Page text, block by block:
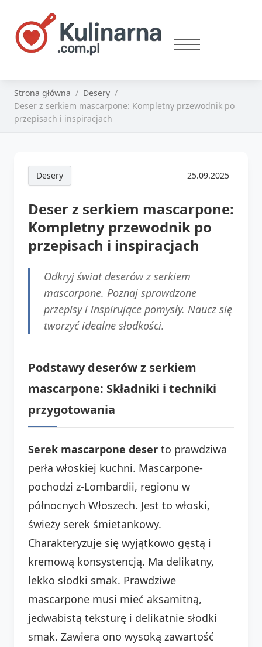
Strona główna
Desery
Deser z serkiem mascarpone: Kompletny przewodnik po
przepisach i inspiracjach
Desery 25.09.2025
Deser z serkiem mascarpone:
Kompletny przewodnik po
przepisach i inspiracjach
Odkryj świat deserów z serkiem
mascarpone. Poznaj sprawdzone
przepisy i inspirujące pomysły. Naucz się
tworzyć idealne słodkości.
Podstawy deserów z serkiem
mascarpone: Składniki i techniki
przygotowania
Serek mascarpone deser to prawdziwa
perła włoskiej kuchni. Mascarpone-
pochodzi z-Lombardii, regionu w
północnych Włoszech. Jest to włoski,
świeży serek śmietankowy.
Charakteryzuje się wyjątkowo gęstą i
kremową konsystencją. Ma delikatny,
lekko słodki smak. Prawdziwe
mascarpone musi mieć aksamitną,
jedwabistą teksturę i delikatnie słodki
smak. Zawiera ono wysoką zawartość